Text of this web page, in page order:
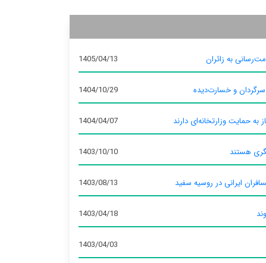
به زائران 1405/04/13
و خسارت‌دیده 1404/10/29
به حمایت وزارتخانه‌ای دارند 1404/04/07
هستند 1403/10/10
ایرانی در روسیه سفید 1403/08/13
1403/04/18
1403/04/03